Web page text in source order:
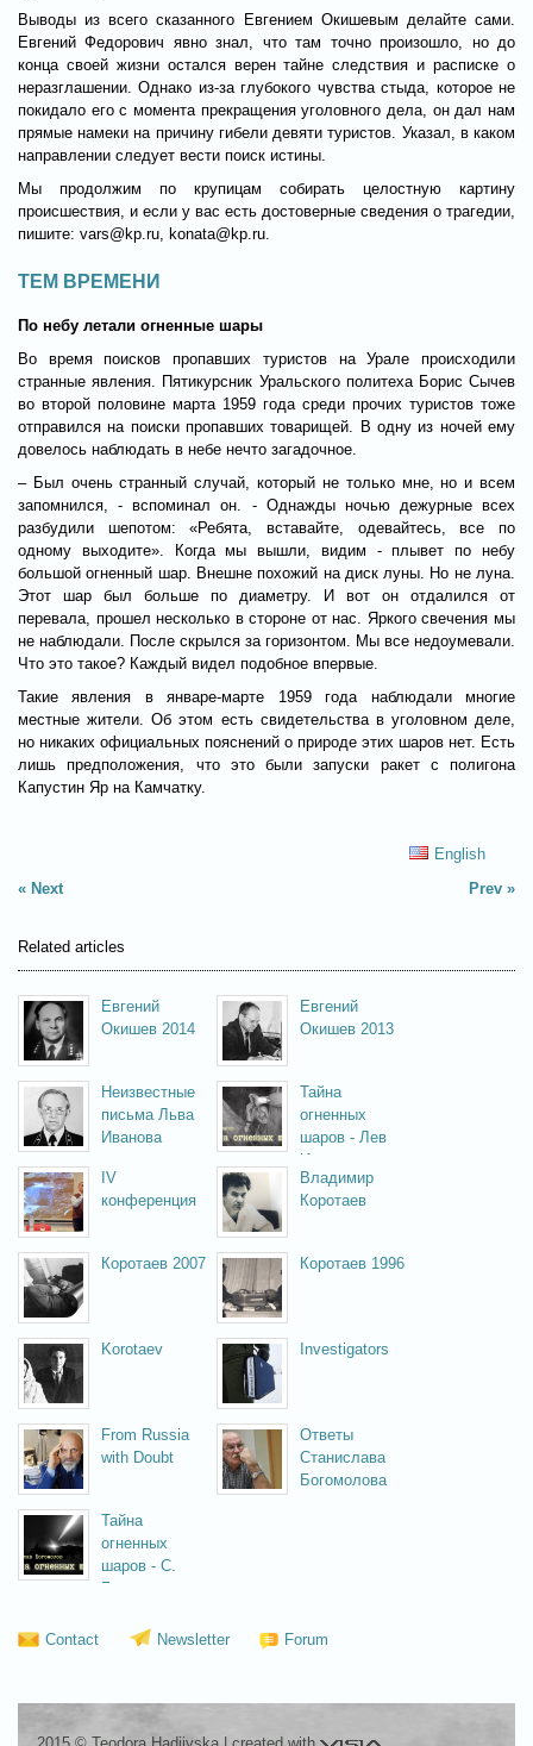
Выводы из всего сказанного Евгением Окишевым делайте сами.
Евгений Федорович явно знал, что там точно произошло, но до
конца своей жизни остался верен тайне следствия и расписке о
неразглашении. Однако из-за глубокого чувства стыда, которое не
покидало его с момента прекращения уголовного дела, он дал нам
прямые намеки на причину гибели девяти туристов. Указал, в каком
направлении следует вести поиск истины.
Мы продолжим по крупицам собирать целостную картину
происшествия, и если у вас есть достоверные сведения о трагедии,
пишите: vars@kp.ru konata@kp.ru
ТЕМ ВРЕМЕНИ
По небу летали огненные шары
Во время поисков пропавших туристов на Урале происходили
странные явления. Пятикурсник Уральского политеха Борис Сычев
во второй половине марта 1959 года среди прочих туристов тоже
отправился на поиски пропавших товарищей. В одну из ночей ему
довелось наблюдать в небе нечто загадочное.
– Был очень странный случай, который не только мне, но и всем
запомнился, - вспоминал он. - Однажды ночью дежурные всех
разбудили шепотом: «Ребята, вставайте, одевайтесь, все по
одному выходите». Когда мы вышли, видим - плывет по небу
большой огненный шар. Внешне похожий на диск луны. Но не луна.
Этот шар был больше по диаметру. И вот он отдалился от
перевала, прошел несколько в стороне от нас. Яркого свечения мы
не наблюдали. После скрылся за горизонтом. Мы все недоумевали.
Что это такое? Каждый видел подобное впервые.
Такие явления в январе-марте 1959 года наблюдали многие
местные жители. Об этом есть свидетельства в уголовном деле,
но никаких официальных пояснений о природе этих шаров нет. Есть
лишь предположения, что это были запуски ракет с полигона
Капустин Яр на Камчатку.
English
Next
Prev
Related articles
Евгений
Окишев 2014
Евгений
Окишев 2013
Неизвестные
письма Льва
Иванова
Тайна
огненных
шаров - Лев
Иванов
IV
конференция
Владимир
Коротаев
Коротаев 2007 Коротаев 1996
Korotaev Investigators
From Russia
with Doubt
Ответы
Станислава
Богомолова
Тайна
огненных
шаров - С.
Богомолов
Contact Newsletter Forum
2015 © Teodora Hadjiyska| created with Visia